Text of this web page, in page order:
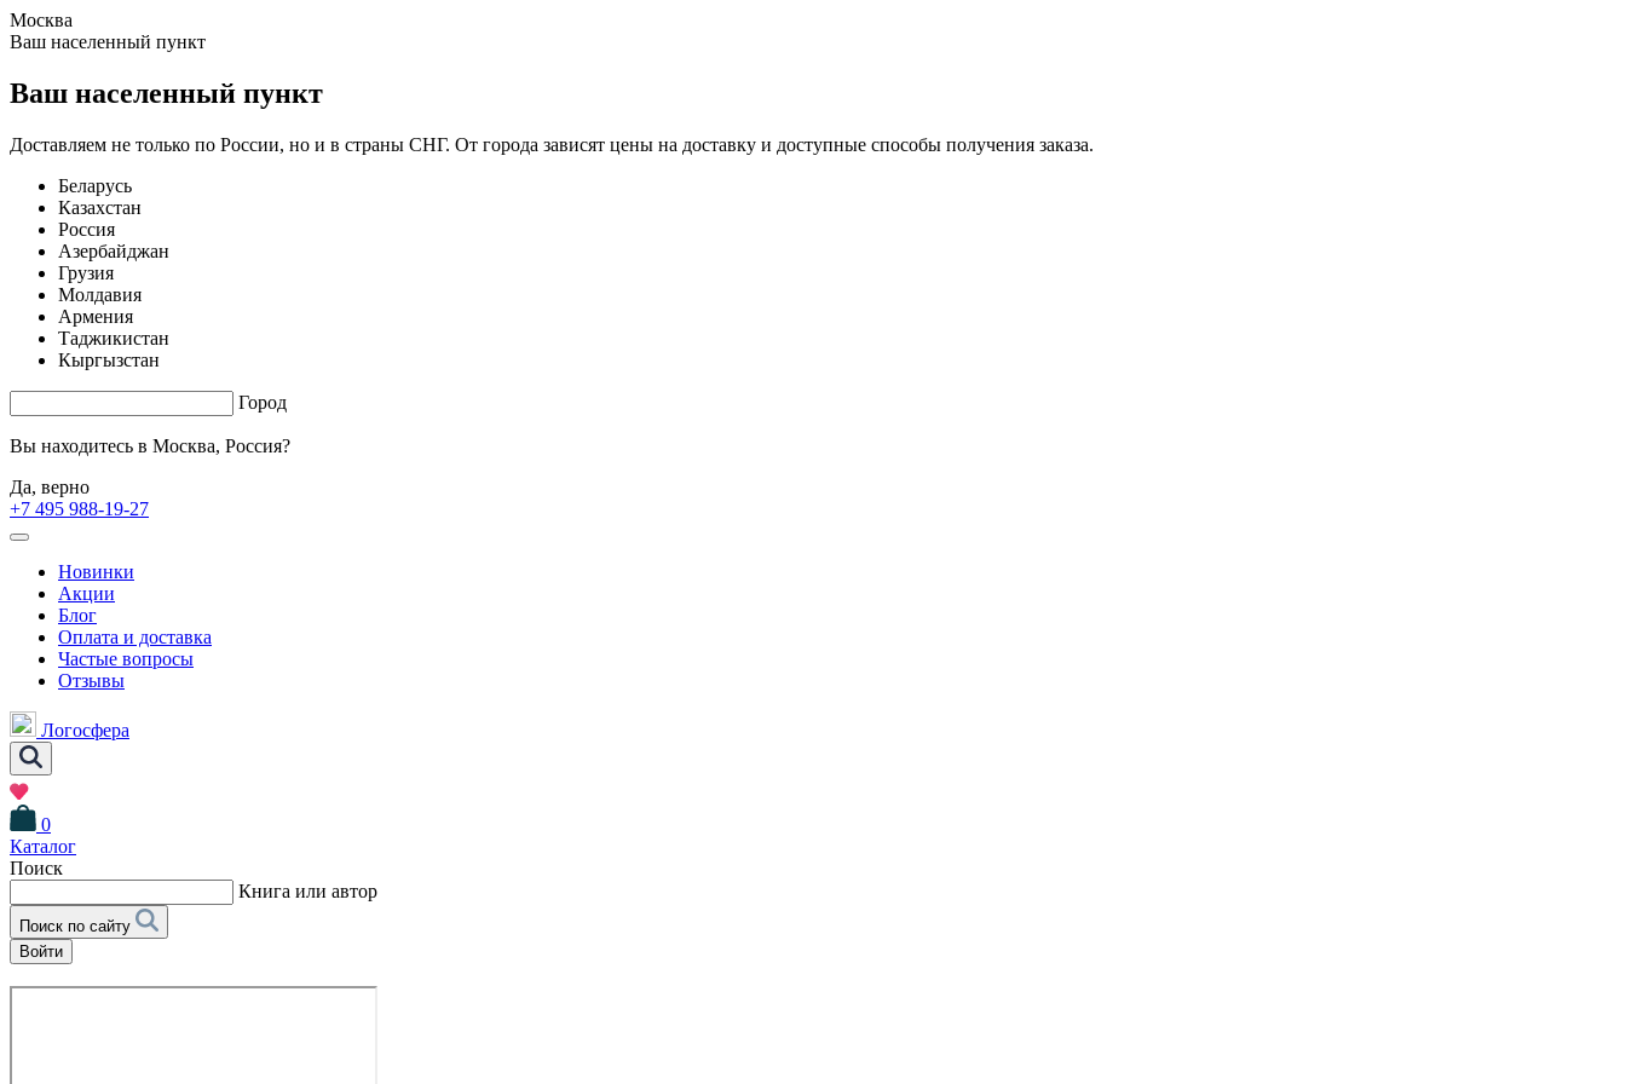
Москва
Ваш населенный пункт
Ваш населенный пункт
Доставляем не только по России, но и в страны СНГ. От города зависят цены на доставку и доступные способы получения заказа.
Беларусь
Казахстан
Россия
Азербайджан
Грузия
Молдавия
Армения
Таджикистан
Кыргызстан
Город
Вы находитесь в Москва, Россия?
Да, верно
+7 495 988-19-27
Новинки
Акции
Блог
Оплата и доставка
Частые вопросы
Отзывы
Логосфера
0
Каталог
Поиск
Книга или автор
Поиск по сайту
Войти